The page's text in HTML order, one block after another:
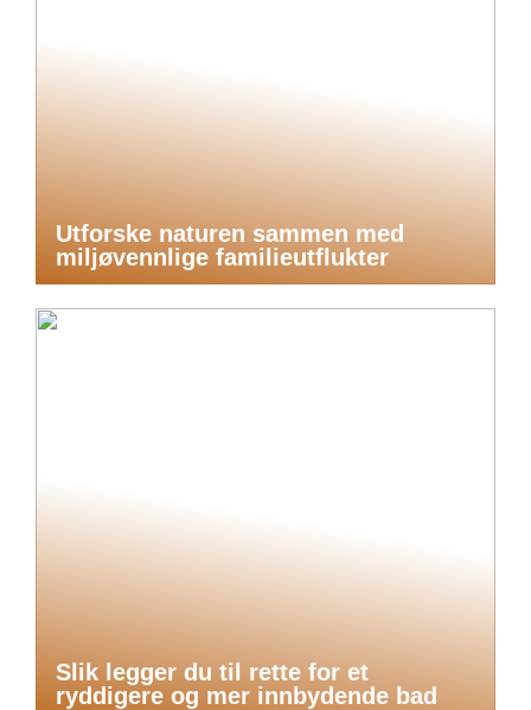
Utforske naturen sammen med
miljøvennlige familieutflukter
Slik legger du til rette for et
ryddigere og mer innbydende bad